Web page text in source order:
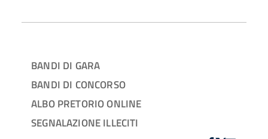
BANDI DI GARA
BANDI DI CONCORSO
ALBO PRETORIO ONLINE
SEGNALAZIONE ILLECITI